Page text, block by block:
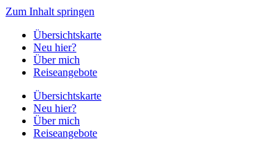
Zum Inhalt springen
Übersichtskarte
Neu hier?
Über mich
Reiseangebote
Übersichtskarte
Neu hier?
Über mich
Reiseangebote